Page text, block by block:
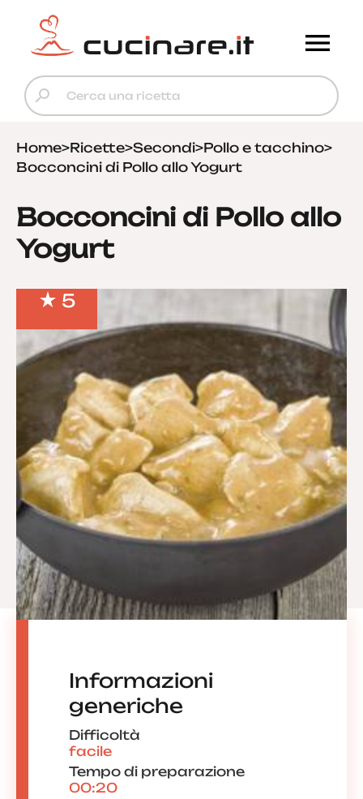
Home>Ricette>Secondi>Pollo e tacchino>
Bocconcini di Pollo allo Yogurt
Bocconcini di Pollo allo
Yogurt
5
Informazioni
generiche
Difficoltà
facile
Tempo di preparazione
00:20